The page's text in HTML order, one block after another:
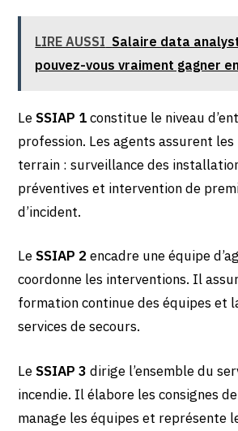
LIRE AUSSI Salaire data
pouvez-vous vraiment gagner
LeSSIAP 1constitue le niveau
profession. Les agents assurent les
terrain : surveillance des
préventives et intervention de
d’incident.
LeSSIAP 2 encadre une équipe
coordonne les interventions. Il
formation continue des équipes et
services de secours.
LeSSIAP 3 dirige l’ensemble du
incendie. Il élabore les consignes
manage les équipes et représente